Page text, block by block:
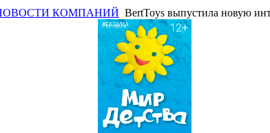
КОМПАНИЙ BertToys выпустила новую
РЕКЛАМА